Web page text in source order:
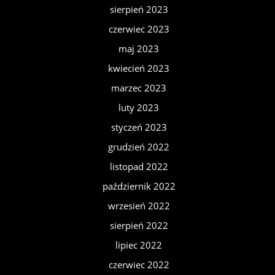
sierpień 2023
czerwiec 2023
maj 2023
kwiecień 2023
marzec 2023
luty 2023
styczeń 2023
grudzień 2022
listopad 2022
październik 2022
wrzesień 2022
sierpień 2022
lipiec 2022
czerwiec 2022